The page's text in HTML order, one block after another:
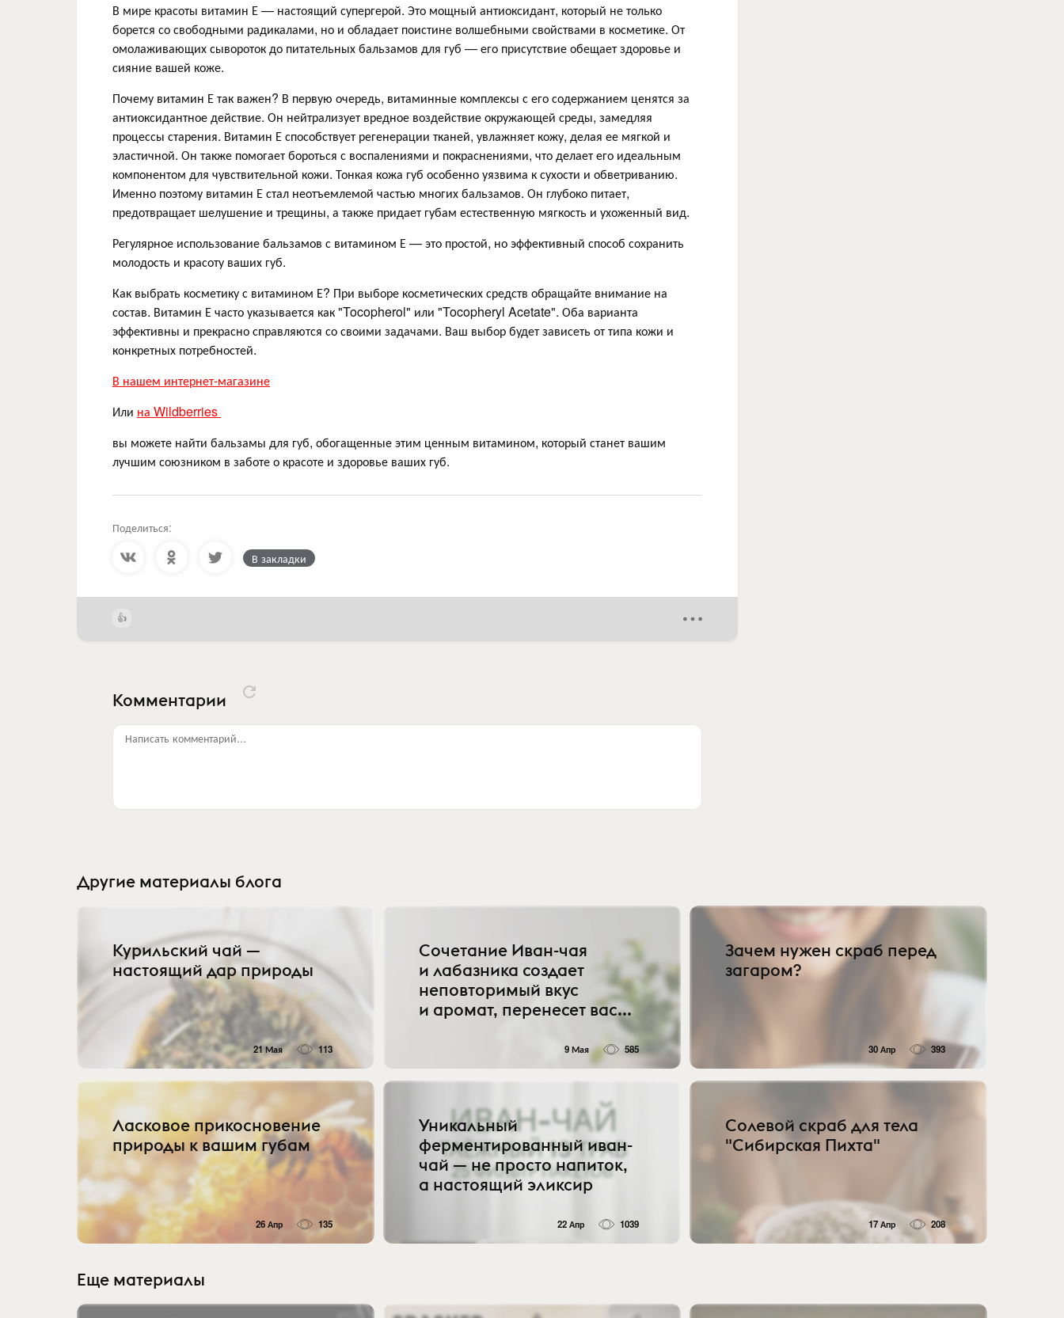
В мире красоты витамин Е — настоящий супергерой. Это мощный антиоксидант, который не только
борется со свободными радикалами, но и обладает поистине волшебными свойствами в косметике. От
омолаживающих сывороток до питательных бальзамов для губ — его присутствие обещает здоровье и
сияние вашей коже.
Почему витамин Е так важен? В первую очередь, витаминные комплексы с его содержанием ценятся за
антиоксидантное действие. Он нейтрализует вредное воздействие окружающей среды, замедляя
процессы старения. Витамин Е способствует регенерации тканей, увлажняет кожу, делая ее мягкой и
эластичной. Он также помогает бороться с воспалениями и покраснениями, что делает его идеальным
компонентом для чувствительной кожи. Тонкая кожа губ особенно уязвима к сухости и обветриванию.
Именно поэтому витамин Е стал неотъемлемой частью многих бальзамов. Он глубоко питает,
предотвращает шелушение и трещины, а также придает губам естественную мягкость и ухоженный вид.
Регулярное использование бальзамов с витамином Е — это простой, но эффективный способ сохранить
молодость и красоту ваших губ.
Как выбрать косметику с витамином Е? При выборе косметических средств обращайте внимание на
состав. Витамин Е часто указывается как "Tocopherol" или "Tocopheryl Acetate". Оба варианта
эффективны и прекрасно справляются со своими задачами. Ваш выбор будет зависеть от типа кожи и
конкретных потребностей.
В нашем интернет-магазине
Или на Wildberries
вы можете найти бальзамы для губ, обогащенные этим ценным витамином, который станет вашим
лучшим союзником в заботе о красоте и здоровье ваших губ.
Поделиться:
В закладки
Комментарии
Написать комментарий...
Другие материалы блога
Курильский чай —
настоящий дар природы
21 Мая 113
Сочетание Иван-чая
и лабазника создает
неповторимый вкус
и аромат, перенесет вас...
9 Мая 585
Зачем нужен скраб перед
загаром?
30 Апр 393
Ласковое прикосновение
природы к вашим губам
26 Апр 135
Уникальный
ферментированный иван-
чай — не просто напиток,
а настоящий эликсир
22 Апр 1039
Солевой скраб для тела
"Сибирская Пихта"
17 Апр 208
Еще материалы